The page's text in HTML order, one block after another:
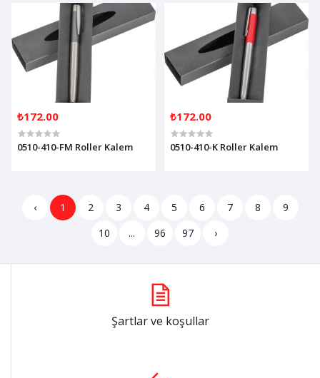
₺172.00
0510-410-FM Roller Kalem
₺172.00
0510-410-K Roller Kalem
‹ 1 2 3 4 5 6 7 8
9
10
... 96 97 ›
Şartlar ve koşullar